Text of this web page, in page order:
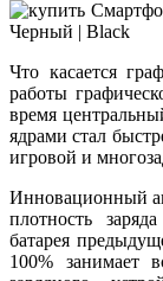
Что касается
работы
время
ядрами стал
игровой и
Инновационный
плотность
батарея
100% занимает